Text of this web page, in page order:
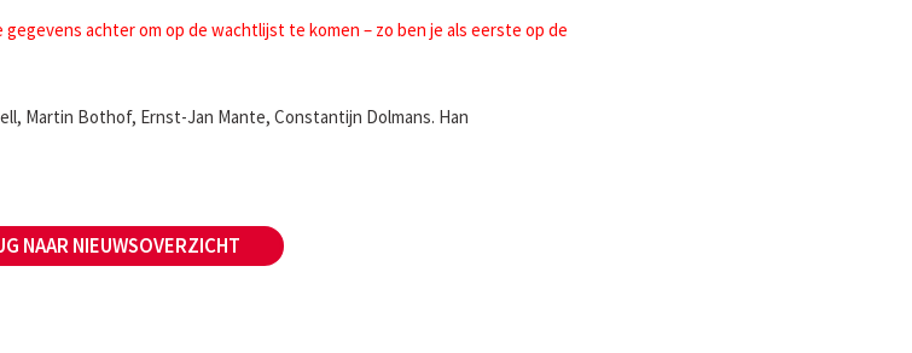
achter om op de wachtlijst te komen – zo ben je als eerste op de
Martin Bothof, Ernst-Jan Mante, Constantijn Dolmans. Han
NAAR NIEUWSOVERZICHT